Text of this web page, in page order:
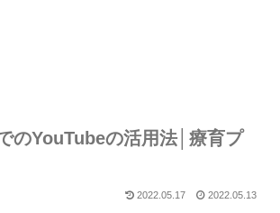
のYouTubeの活用法│療育プ
2022.05.17 2022.05.13